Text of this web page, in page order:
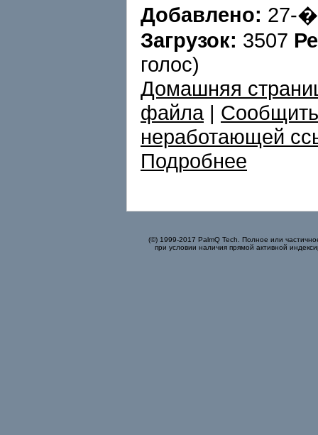
Добавлено: 27-
Загрузок: 3507
голос)
Домашняя
файла|
неработающей
Подробнее
(©) 1999-2017 PalmQ Tech. Полное или
при условии наличия прямой активной